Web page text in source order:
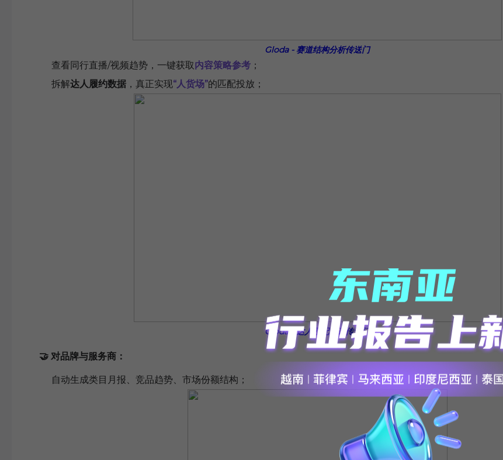
Gloda - 赛道结构分析传送门
查看同行直播/视频趋势，一键获取内容策略参考 ；
拆解达人履约数据 ，真正实现“人货场”的匹配投放；
Gloda - 达人匹配筛选传送门
🤝 对品牌与服务商：
自动生成类目月报、竞品趋势、市场份额结构；